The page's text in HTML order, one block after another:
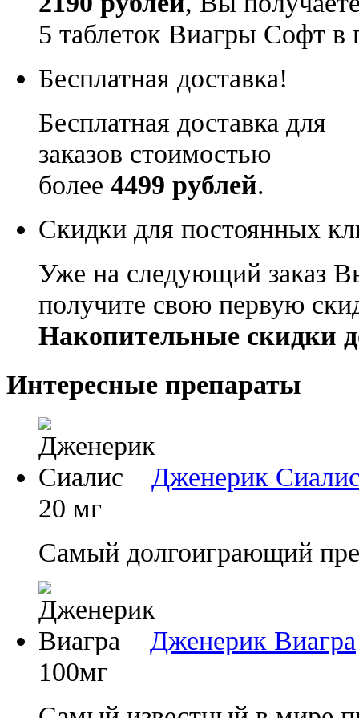
5 таблеток Виагры Софт в
Бесплатная доставка!
Бесплатная доставка для
заказов стоимостью
более 4499 рублей.
Скидки для постоянных
Уже на следующий заказ
получите свою первую
Накопительные скидки
Интересные препараты
Дженерик
20 мг
Самый долгоиграющий
Дженерик Виагра
100мг